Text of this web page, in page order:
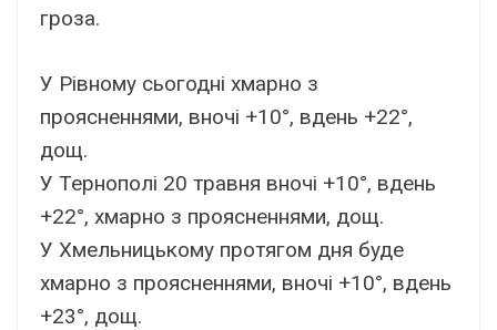
гроза.
У Рівному сьогодні хмарно з
проясненнями, вночі +10°, вдень +22°,
дощ.
У Тернополі 20 травня вночі +10°, вдень
+22°, хмарно з проясненнями, дощ.
У Хмельницькому протягом дня буде
хмарно з проясненнями, вночі +10°, вдень
+23°, дощ.